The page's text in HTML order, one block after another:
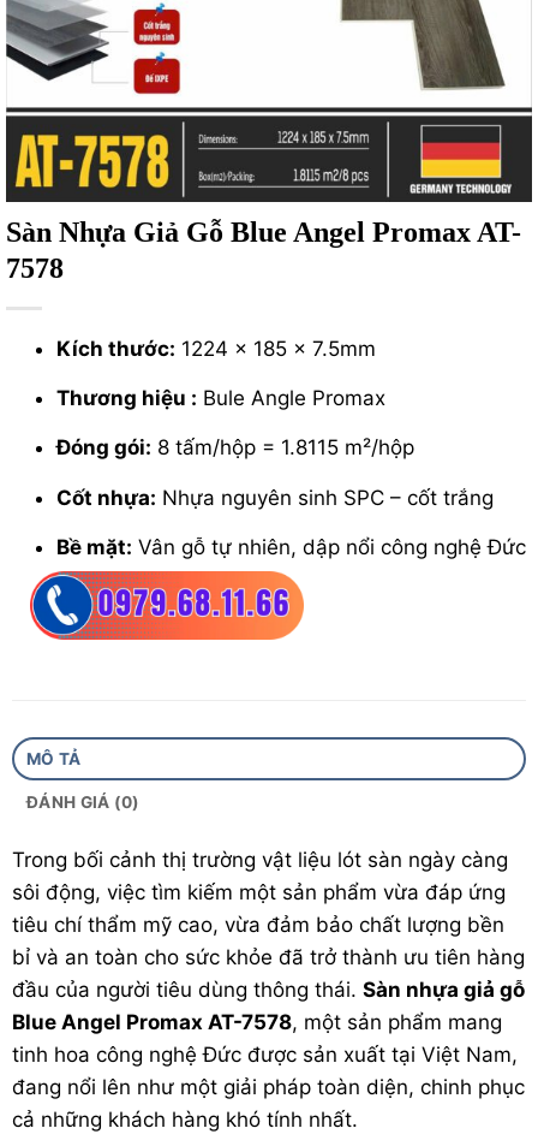
Sàn Nhựa Giả Gỗ Blue Angel Promax AT-
7578
Kích thước: 1224 x 185 x 7.5mm
Thương hiệu : Bule Angle Promax
Đóng gói: 8 tấm/hộp = 1.8115 m²/hộp
Cốt nhựa: Nhựa nguyên sinh SPC – cốt trắng
Bề mặt: Vân gỗ tự nhiên, dập nổi công nghệ Đức
Hèm khóa:Välinge 4G
Bảo hành:15 năm
MÔ TẢ
ĐÁNH GIÁ (0)
Trong bối cảnh thị trường vật liệu lót sàn ngày càng
sôi động, việc tìm kiếm một sản phẩm vừa đáp ứng
tiêu chí thẩm mỹ cao, vừa đảm bảo chất lượng bền
bỉ và an toàn cho sức khỏe đã trở thành ưu tiên hàng
đầu của người tiêu dùng thông thái. Sàn nhựa giả gỗ
Blue Angel Promax AT-7578, một sản phẩm mang
tinh hoa công nghệ Đức được sản xuất tại Việt Nam,
đang nổi lên như một giải pháp toàn diện, chinh phục
cả những khách hàng khó tính nhất.